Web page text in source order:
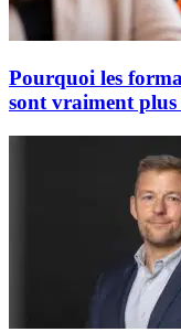
Pourquoi les
sont vraiment plus